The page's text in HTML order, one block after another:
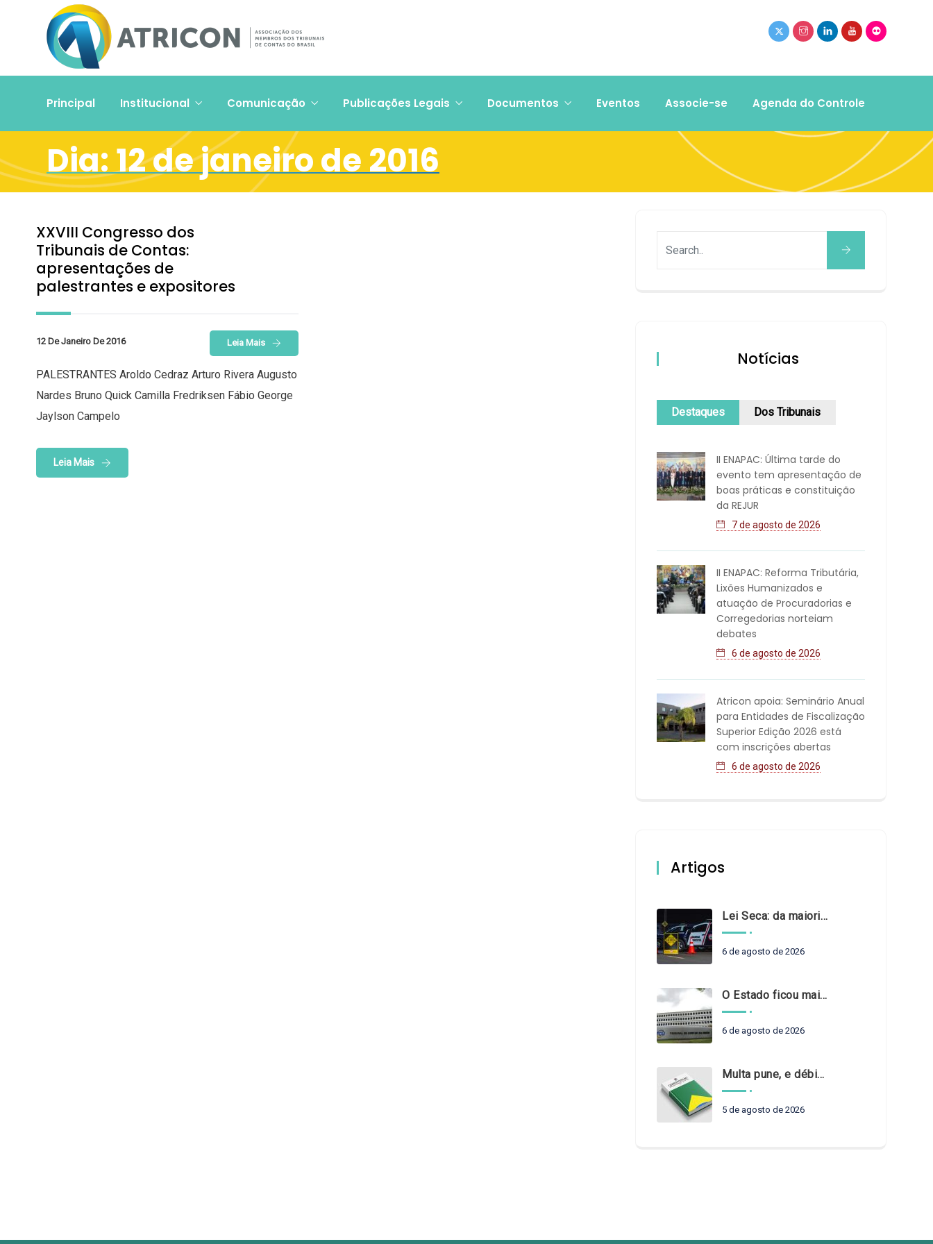
Principal Institucional Comunicação Publicações Legais Documentos Eventos Associe-se Agenda do Controle
Dia:12 de janeiro de 2016
XXVIII Congresso dos
Tribunais de Contas:
apresentações de
palestrantes e expositores
12 De Janeiro De 2016 Leia Mais
PALESTRANTES Aroldo Cedraz Arturo Rivera Augusto
Nardes Bruno Quick Camilla Fredriksen Fábio George
Jaylson Campelo
Leia Mais
Notícias
Destaques Dos Tribunais
II ENAPAC: Última tarde do
evento tem apresentação de
boas práticas e constituição
da REJUR
7 de agosto de 2026
II ENAPAC: Reforma Tributária,
Lixões Humanizados e
atuação de Procuradorias e
Corregedorias norteiam
debates
6 de agosto de 2026
Atricon apoia: Seminário Anual
para Entidades de Fiscalização
Superior Edição 2026 está
com inscrições abertas
6 de agosto de 2026
Artigos
Lei Seca: da maioridade à maturidade
6 de agosto de 2026
O Estado ficou mais complexo. O controle precisa acompanhar
6 de agosto de 2026
Multa pune, e débito recompõe. § 3º do art. 71 da Constituição: um problema de legística formal
5 de agosto de 2026